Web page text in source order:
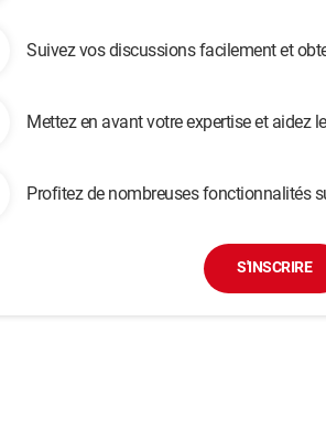
Suivez vos discussions facilement et
Mettez en avant votre expertise et aidez
Profitez de nombreuses fonctionnalités
S'INSCRIRE